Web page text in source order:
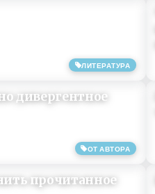
ЛИТЕРАТУРА
ОТ АВТОРА
дивергентное
прочитанное